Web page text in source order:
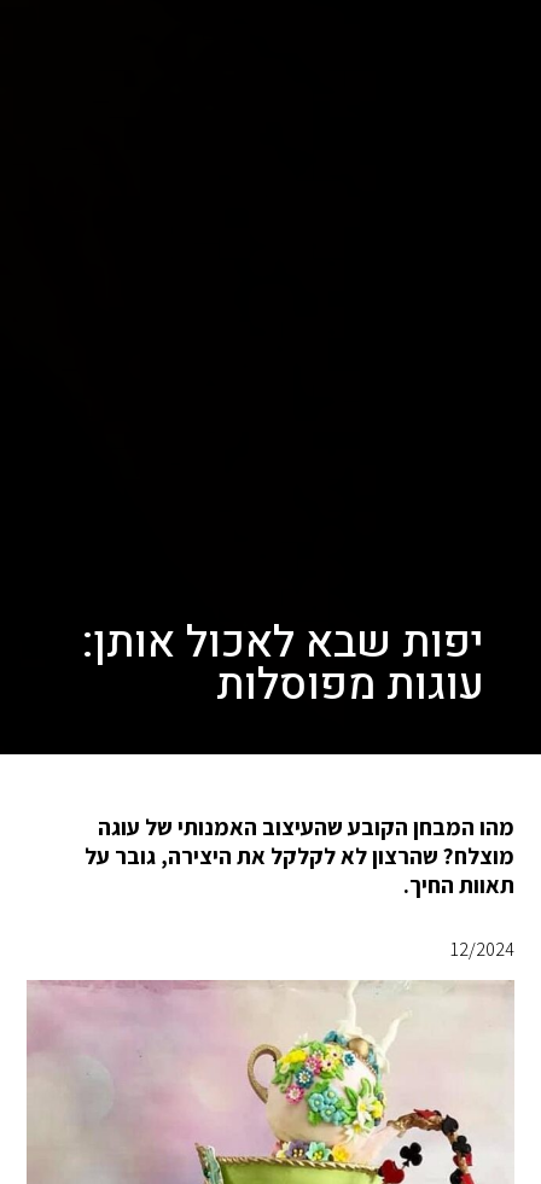
יפות שבא לאכול אותן:
עוגות מפוסלות
מהו המבחן הקובע שהעיצוב האמנותי של עוגה
מוצלח? שהרצון לא לקלקל את היצירה, גובר על
תאוות החיך.
12/2024